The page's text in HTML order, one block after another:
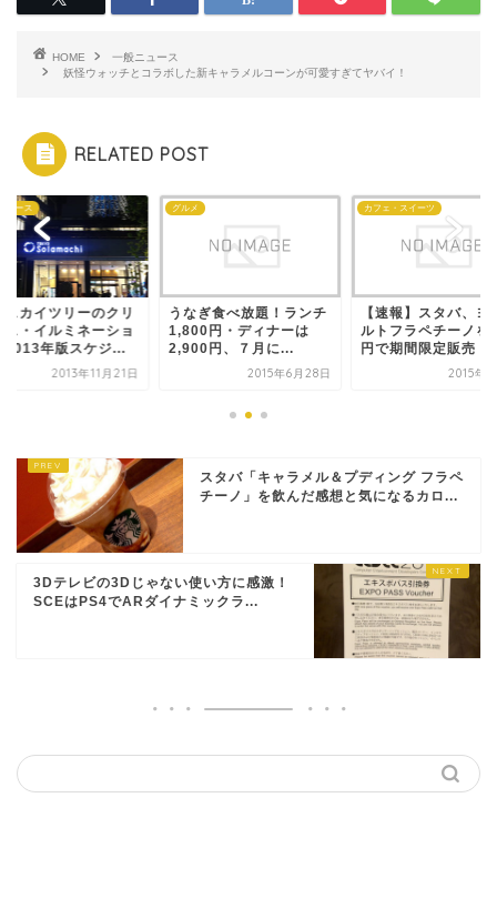
HOME
一般ニュース
妖怪ウォッチとコラボした新キャラメルコーンが可愛すぎてヤバイ！
RELATED POST
ュース
スカイツリーのクリ
ス・イルミネーショ
2013年版スケジ...
2013年11月21日
グルメ
うなぎ食べ放題！ランチ
1,800円・ディナーは
2,900円、７月に...
2015年6月28日
カフェ・スイーツ
【速報】スタバ、ヨ
ルトフラペチーノを
円で期間限定販売！
2015年4
スタバ「キャラメル＆プディング フラペ
チーノ」を飲んだ感想と気になるカロ...
3Dテレビの3Dじゃない使い方に感激！
SCEはPS4でARダイナミックラ...